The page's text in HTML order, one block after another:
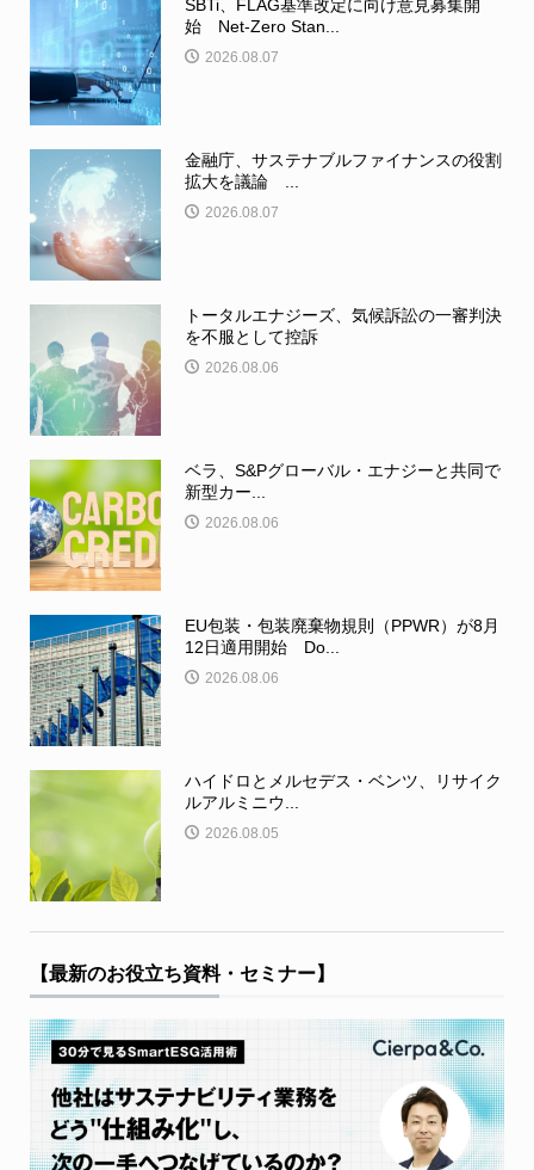
SBTi、FLAG基準改定に向け意見募集開
始 Net-Zero Stan...
2026.08.07
金融庁、サステナブルファイナンスの役割
拡大を議論 ...
2026.08.07
トータルエナジーズ、気候訴訟の一審判決
を不服として控訴
2026.08.06
ベラ、S&Pグローバル・エナジーと共同で
新型カー...
2026.08.06
EU包装・包装廃棄物規則（PPWR）が8月
12日適用開始 Do...
2026.08.06
ハイドロとメルセデス・ベンツ、リサイク
ルアルミニウ...
2026.08.05
【最新のお役立ち資料・セミナー】